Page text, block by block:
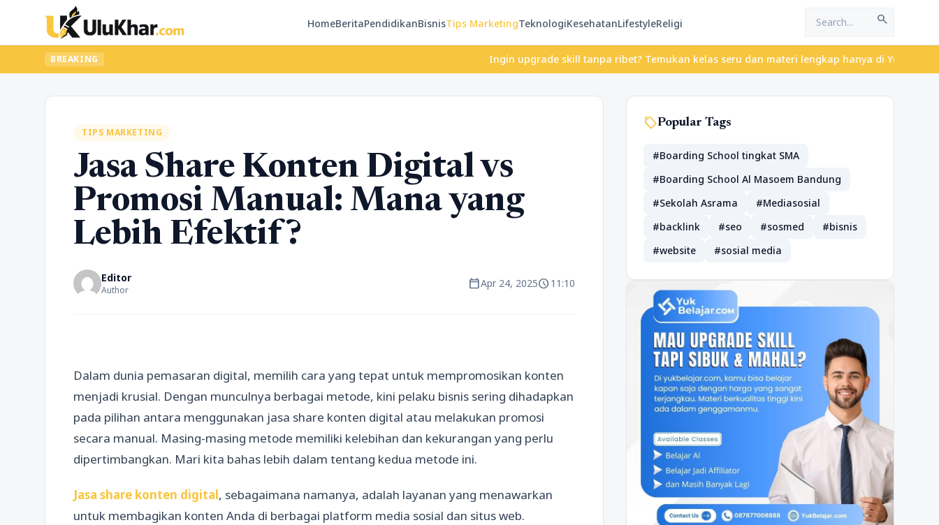
HomeBeritaPendidikanBisnisTips MarketingTeknologiKesehatanLifestyleReligi search
BREAKING Ingin upgrade skill tanpa ribet? Temukan kelas seru dan materi lengkap hanya di YukBelajar.com.
TIPS MARKETING
Jasa Share Konten Digital vs
Promosi Manual: Mana yang
Lebih Efektif?
Editor
Author calendar_todayApr 24, 2025schedule11:10
Dalam dunia pemasaran digital, memilih cara yang tepat untuk mempromosikan konten
menjadi krusial. Dengan munculnya berbagai metode, kini pelaku bisnis sering dihadapkan
pada pilihan antara menggunakan jasa share konten digital atau melakukan promosi
secara manual. Masing-masing metode memiliki kelebihan dan kekurangan yang perlu
dipertimbangkan. Mari kita bahas lebih dalam tentang kedua metode ini.
Jasa share konten digital, sebagaimana namanya, adalah layanan yang menawarkan
untuk membagikan konten Anda di berbagai platform media sosial dan situs web.
sellPopular Tags
#Boarding School tingkat SMA
#Boarding School Al Masoem Bandung
#Sekolah Asrama
#Mediasosial
#backlink
#seo #sosmed
#bisnis
#website
#sosial media